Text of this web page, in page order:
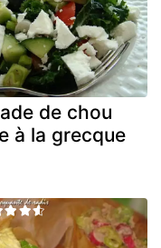
de chou
à la grecque